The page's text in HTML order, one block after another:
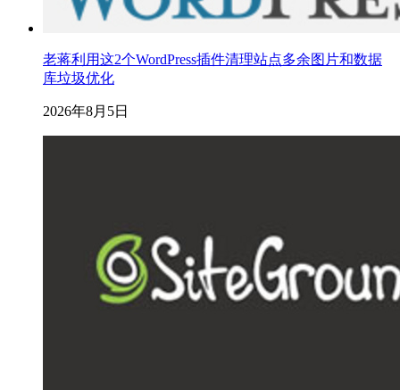
老蒋利用这2个WordPress插件清理站点多余图片和数据
库垃圾优化
2026年8月5日